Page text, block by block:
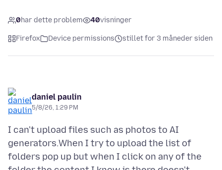
0har dette problem 40visninger
Firefox Device permissions stillet for 3 måneder siden
daniel paulin
5/8/26, 1:29 PM
I can't upload files such as photos to AI
generators.When I try to upload the list of
folders pop up but when I click on any of the